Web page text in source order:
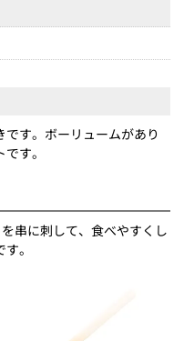
です。ボーリュームがあり
す。
串に刺して、食べやすくし
。